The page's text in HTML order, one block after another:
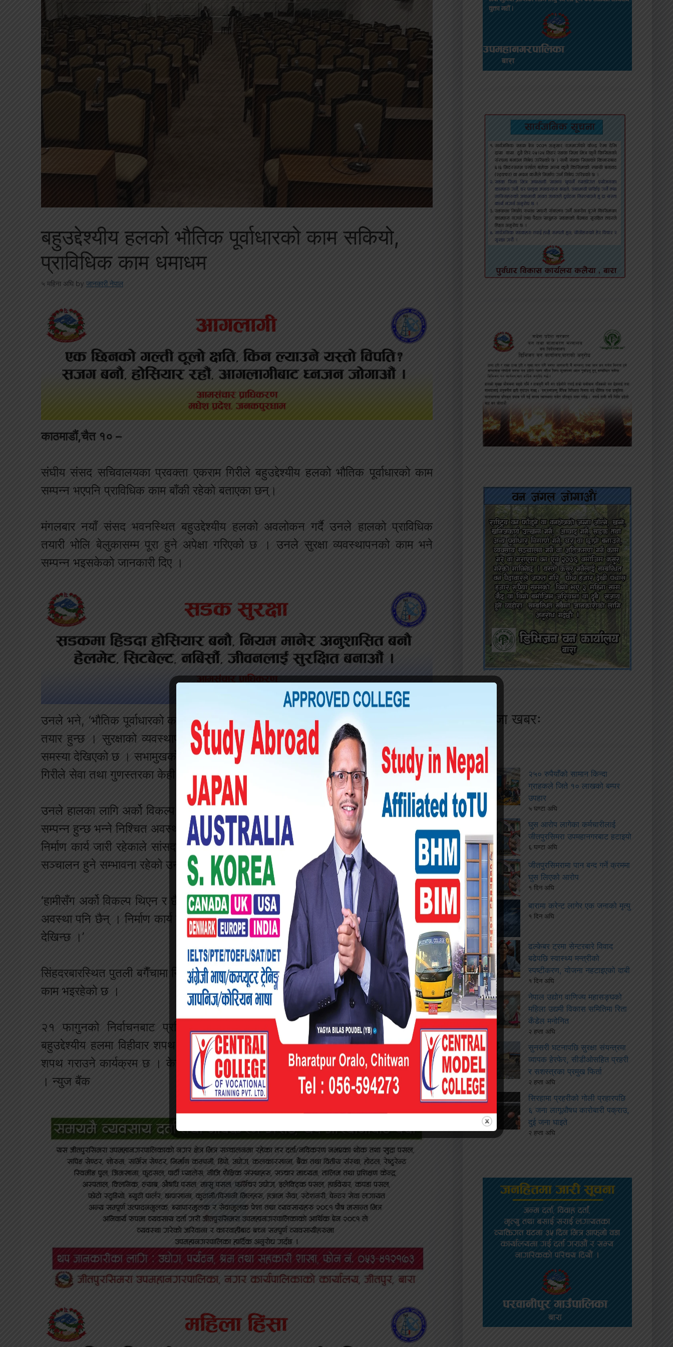
बहुउद्देश्यीय हलको भौतिक पूर्वाधारको काम सकियो,
प्राविधिक काम धमाधम
५ महिना अघि by जानकारी नेपाल
काठमाडौं,चैत १० –
संघीय संसद सचिवालयका प्रवक्ता एकराम गिरीले बहुउद्देश्यीय हलको भौतिक पूर्वाधारको काम
सम्पन्न भएपनि प्राविधिक काम बाँकी रहेको बताएका छन्।
मंगलबार नयाँ संसद भवनस्थित बहुउद्देश्यीय हलको अवलोकन गर्दै उनले हालको प्राविधिक
तयारी भोलि बेलुकासम्म पूरा हुने अपेक्षा गरिएको छ । उनले सुरक्षा व्यवस्थापनको काम भने
सम्पन्न भइसकेको जानकारी दिए ।
उनले भने, ‘भौतिक पूर्वाधारको काम सकिएपनि प्राविधिक काम बाँकी छ । जुन भोली बेलुकासम्म
तयार हुन्छ । सुरक्षाको व्यवस्थापनको काम पनि सकिएको छ । राम्रो र गुणस्तर सेवामा चाँही
समस्या देखिएको छ । सभामुखको कुर्सी, सचिवालय स्थानदेखि सबै सानो आकारमा छ ।’
गिरीले सेवा तथा गुणस्तरका केही पक्षमा भने सुधार आवश्यक रहेको उल्लेख गरे ।
उनले हालका लागि अर्को विकल्प नभएको स्पष्ट पार्दै प्रतिनिधिसभाको स्थायी हल कहिले निर्माण
सम्पन्न हुन्छ भन्ने निश्चित अवस्था नरहेको बताए ।
निर्माण कार्य जारी रहेकाले सांसदहरूको सपथ ग्रहण र पहिलो अधिवेशन यही बहुउद्देश्यीय हलमै
सञ्चालन हुने सम्भावना रहेको उनको भनाइ छ ।
‘हामीसँग अर्को विकल्प थिएन र छैन पनि । प्रतिनिधिसभाको हल कहिले बन्छ भनेर भन्न सकिने
अवस्था पनि छैन् । निर्माण कार्य जारी नै छ । सपथ यही र पहिलो अधिवेशन यही नै बित्ने जस्तो
देखिन्छ ।’
सिंहदरबारस्थित पुतली बगैँचामा निर्माणाधीन संघीय संसद् भवनको छैटौँपटक म्याद थपेर निर्माणको
काम भइरहेको छ ।
२१ फागुनको निर्वाचनबाट प्रतिनिधिसभामा निर्वाचित सांसदले निर्माणाधीन संसद् भवनको
बहुउद्देश्यीय हलमा विहीवार शपथ लिंदैछन् । सांसदहरूलाई ज्येष्ठ सदस्य अर्जुननरसिंह केसीले
शपथ गराउने कार्यक्रम छ । केसीले २७४ सांसदलाई शपथ गराउने कार्यसूची तय भैसकेको छ
। न्युज बैंक
ताजा खबरः
२५० रुपैयाँको सामान किन्दा
ग्राहकले जिते १० लाखको बम्पर
उपहार
५ घण्टा अघि
घुस आरोप लागेका कर्मचारीलाई
जीतपुरसिमरा उपमहानगरबाट हटाइयो
६ घण्टा अघि
जीतपुरसिमरामा पान बन्द गर्ने क्रममा
घुस लिएको आरोप
१ दिन अघि
बारामा करेन्ट लागेर एक जनाको मृत्यु
१ दिन अघि
ढल्केबर ट्रमा सेन्टरबारे विवाद
बढेपछि स्वास्थ्य मन्त्रीको
स्पष्टीकरण, योजना नहटाइएको दाबी
१ दिन अघि
नेपाल उद्योग वाणिज्य महासङ्घको
महिला उद्यमी विकास समितिमा रिता
कँडेल मनोनित
२ हप्ता अघि
सुनसरी घटनापछि सुरक्षा संयन्त्रमा
व्यापक हेरफेर, सीडीओसहित प्रहरी
र सशस्त्रका प्रमुख फिर्ता
२ हप्ता अघि
सिरहामा प्रहरीको गोली प्रहारपछि
६ जना लागूऔषध कारोबारी पक्राउ,
दुई जना घाइते
२ हप्ता अघि